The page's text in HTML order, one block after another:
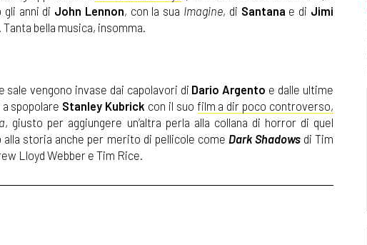
gli anni di John Lennon, con la sua Imagine, di Santana e di Jimi
. Tanta bella musica, insomma.
sale vengono invase dai capolavori di Dario Argento e dalle ultime
spopolare Stanley Kubrick con il suo film a dir poco controverso,
, giusto per aggiungere un’altra perla alla collana di horror di quel
storia anche per merito di pellicole come Dark Shadowsdi Tim
Lloyd Webber e Tim Rice.